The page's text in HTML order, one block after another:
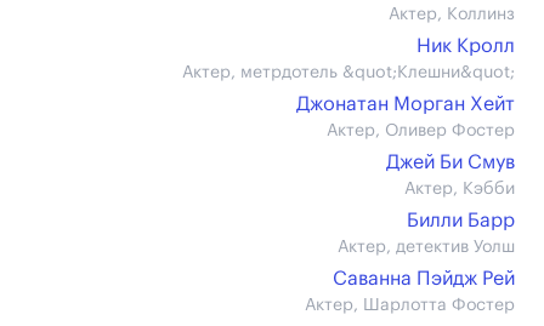
Актер, Коллинз
Ник Кролл
Актер, метрдотель &quot;Клешни&quot;
Джонатан Морган Хейт
Актер, Оливер Фостер
Джей Би Смув
Актер, Кэбби
Билли Барр
Актер, детектив Уолш
Саванна Пэйдж Рей
Актер, Шарлотта Фостер